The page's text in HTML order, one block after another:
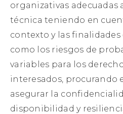
organizativas adecuadas
técnica teniendo en
contexto y las
como los riesgos de
variables para los
interesados, procurando
asegurar la
disponibilidad y